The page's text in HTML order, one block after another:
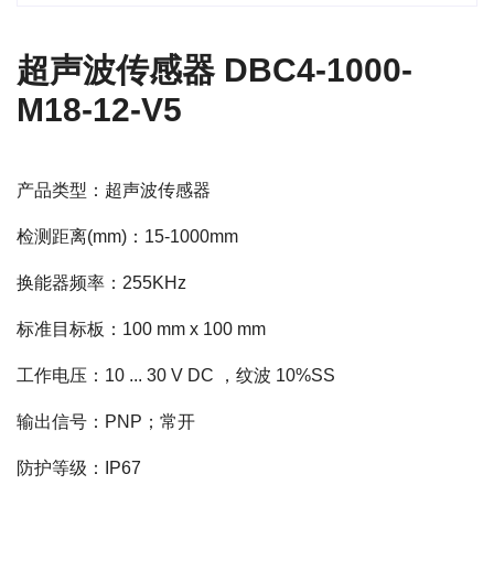
超声波传感器 DBC4-1000-
M18-12-V5
产品类型：超声波传感器
检测距离(mm)：15-1000mm
换能器频率：255KHz
标准目标板：100 mm x 100 mm
工作电压：10 ... 30 V DC ，纹波 10%SS
输出信号：PNP；常开
防护等级：IP67